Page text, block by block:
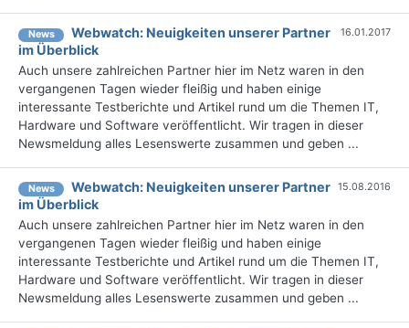
News
Webwatch: Neuigkeiten unserer Partner
im Überblick
16.01.2017
Auch unsere zahlreichen Partner hier im Netz waren in den
vergangenen Tagen wieder fleißig und haben einige
interessante Testberichte und Artikel rund um die Themen IT,
Hardware und Software veröffentlicht. Wir tragen in dieser
Newsmeldung alles Lesenswerte zusammen und geben ...
News
Webwatch: Neuigkeiten unserer Partner
im Überblick
15.08.2016
Auch unsere zahlreichen Partner hier im Netz waren in den
vergangenen Tagen wieder fleißig und haben einige
interessante Testberichte und Artikel rund um die Themen IT,
Hardware und Software veröffentlicht. Wir tragen in dieser
Newsmeldung alles Lesenswerte zusammen und geben ...